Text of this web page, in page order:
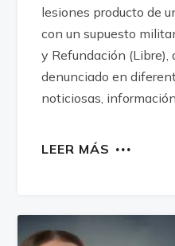
lesiones producto de
con un supuesto
y Refundación (Libre),
denunciado en
noticiosas,
LEER MÁS